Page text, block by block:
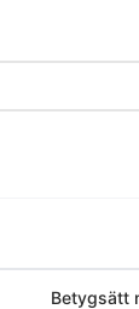
Betygsätt